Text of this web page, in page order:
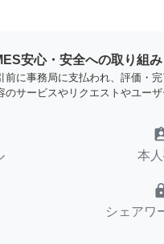
安心・安全への取り組み
前に事務局に支払われ、評価・
のサービスやリクエストやユー
本
シェアワ